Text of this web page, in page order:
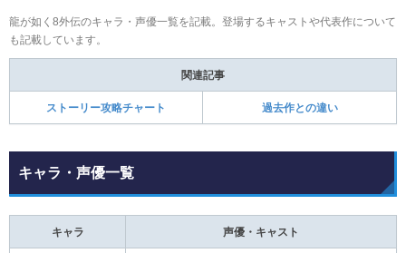
龍が如く8外伝のキャラ・声優一覧を記載。登場するキャストや代表作について
も記載しています。
関連記事
ストーリー攻略チャート 過去作との違い
キャラ・声優一覧
キャラ 声優・キャスト